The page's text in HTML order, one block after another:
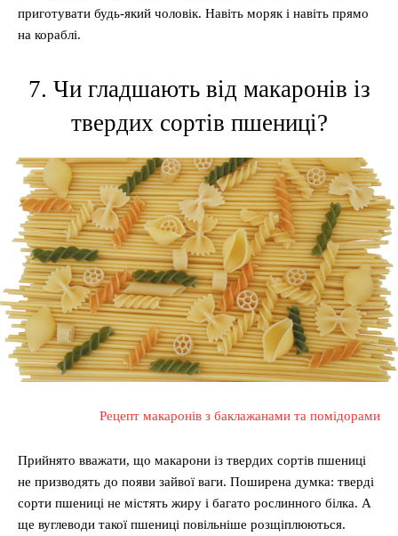
приготувати будь-який чоловік. Навіть моряк і навіть прямо
на кораблі.
7. Чи гладшають від макаронів із
твердих сортів пшениці?
Рецепт макаронів з баклажанами та помідорами
Прийнято вважати, що макарони із твердих сортів пшениці
не призводять до появи зайвої ваги. Поширена думка: тверді
сорти пшениці не містять жиру і багато рослинного білка. А
ще вуглеводи такої пшениці повільніше розщіплюються.